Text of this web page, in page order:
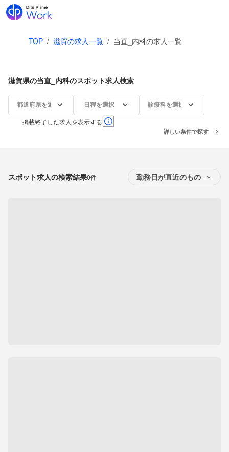
TOP / 滋賀の求人一覧 / 当直_内科の求人一覧
滋賀県の当直_内科のスポット求人検索
都道府県を選択 日程を選択 診療科を選択
掲載終了した求人を表示する
詳しい条件で探す
スポット求人の検索結果0件 勤務日が直近のもの